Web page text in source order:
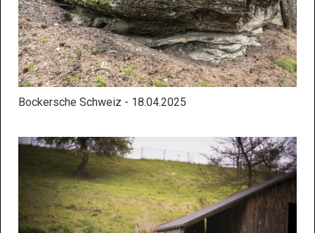
Bockersche Schweiz - 18.04.2025